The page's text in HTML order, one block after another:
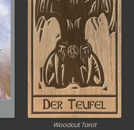
Woodcut Tarot